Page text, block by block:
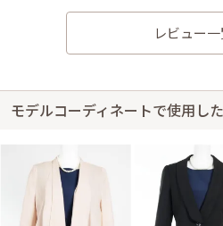
身長162cm【Mサイズ(Lサイズよ
サイズはぴったりで、丈はひざ下でした
ロとはまた違った感じが出て良かったで
レンタル/購入した商品
レビュー
モデルコーディネートで使用し